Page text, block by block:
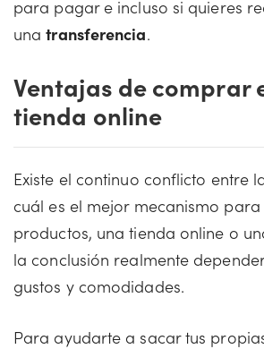
para pagar e incluso si quieres
unatransferencia.
Ventajas de comprar
tienda online
Existe el continuo conflicto entre
cuál es el mejor mecanismo
productos, una tienda online o
la conclusión realmente
gustos y comodidades.
Para ayudarte a sacar tus